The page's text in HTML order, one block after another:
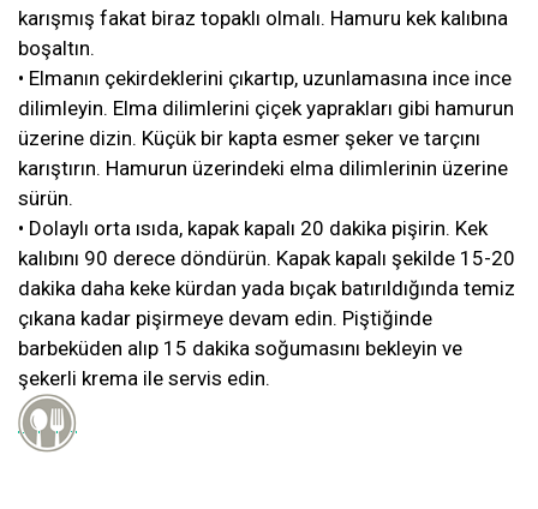
karışmış fakat biraz topaklı olmalı. Hamuru kek kalıbına
boşaltın.
• Elmanın çekirdeklerini çıkartıp, uzunlamasına ince ince
dilimleyin. Elma dilimlerini çiçek yaprakları gibi hamurun
üzerine dizin. Küçük bir kapta esmer şeker ve tarçını
karıştırın. Hamurun üzerindeki elma dilimlerinin üzerine
sürün.
• Dolaylı orta ısıda, kapak kapalı 20 dakika pişirin. Kek
kalıbını 90 derece döndürün. Kapak kapalı şekilde 15-20
dakika daha keke kürdan yada bıçak batırıldığında temiz
çıkana kadar pişirmeye devam edin. Piştiğinde
barbeküden alıp 15 dakika soğumasını bekleyin ve
şekerli krema ile servis edin.